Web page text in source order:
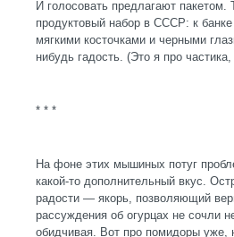
И голосовать предлагают пакетом.
продуктовый набор в СССР: к
мягкими косточками и черными
нибудь гадость. (Это я про
* * *
На фоне этих мышиных потуг
какой-то дополнительный вкус.
радости — якорь, позволяющий
рассуждения об огурцах не сочли
обидчивая. Вот про помидоры уже,